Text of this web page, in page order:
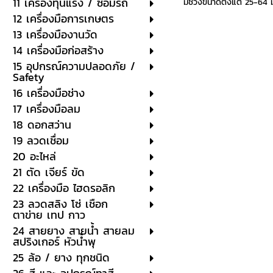
12 เครื่องมือการเกษตร
13 เครื่องมืองานวัด
14 เครื่องมือก่อสร้าง
15 อุปกรณ์ความปลอดภัย /
Safety
16 เครื่องมือช่าง
17 เครื่องมือลม
18 ดอกสว่าน
19 ลวดเชื่อม
20 อะไหล่
21 ตัด เจียร์ ขัด
22 เครื่องมือ ไฮดรอลิก
23 ลวดสลิง โซ่ เชือก
ตาข่าย เทป กาว
24 สายยาง สายน้ำ สายลม
สปริงเกอร์ หัวน้ำพุ
25 ล้อ / ยาง ทุกชนิด